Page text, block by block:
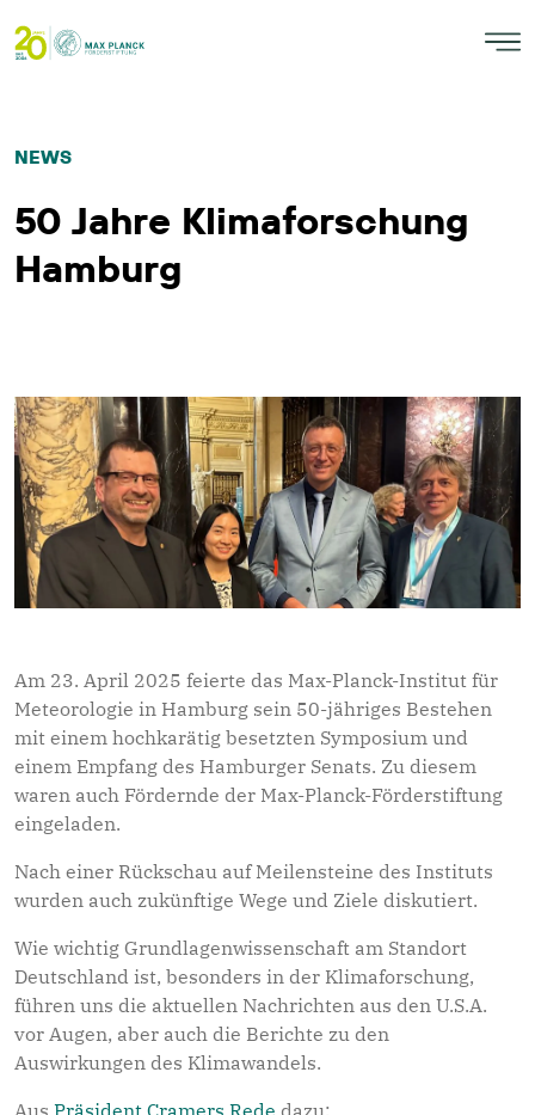
NEWS
50 Jahre Klimaforschung
Hamburg
Am 23. April 2025 feierte das Max-Planck-Institut für
Meteorologie in Hamburg sein 50-jähriges Bestehen
mit einem hochkarätig besetzten Symposium und
einem Empfang des Hamburger Senats. Zu diesem
waren auch Fördernde der Max-Planck-Förderstiftung
eingeladen.
Nach einer Rückschau auf Meilensteine des Instituts
wurden auch zukünftige Wege und Ziele diskutiert.
Wie wichtig Grund­lagen­wissen­schaft am Standort
Deutschland ist, besonders in der Klimaforschung,
führen uns die aktuellen Nachrichten aus den U.S.A.
vor Augen, aber auch die Berichte zu den
Auswirkungen des Klimawandels.
Aus Präsident Cramers Rede dazu: